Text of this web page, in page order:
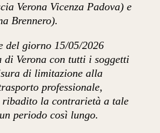
Verona Vicenza Padova) e
Brennero).
del giorno 15/05/2026
di Verona con tutti i soggetti
di limitazione alla
professionale,
la contrarietà a tale
periodo così lungo.